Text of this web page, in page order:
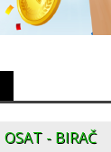
OSAT - BIRAČ